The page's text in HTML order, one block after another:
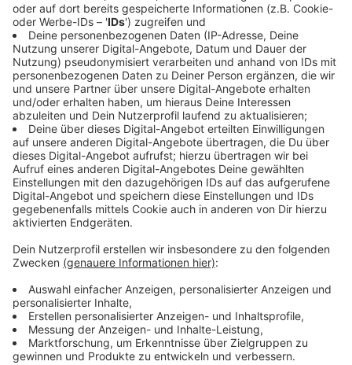
Kleinstadt mit knapp 20 000 EinwohnerInnen, viel
Natur, einem überregional bekannten Viehmarkt und
überdurchschnittlich vielen AfD – WählerInnen. Die
AfD hat dort mit knapp 16 Prozent mehr als doppelt
so viele Stimmen bekommen, wie im NRW-weitem
Durchschnitt, der lag bei 7,1, Prozent.
Schon im Jahr 2017 hatte die AfD im Wahlbezirk
Waldbröl-Maibuche mit 50 Prozent (aktuell 42,8) der
Stimmen einen NRW-weiten Spitzenwert erreicht.
Die Initiative „Oberberg ist bunt, nicht braun“, hat das
Ergebnis analysiert. Sie kommt zu dem Schluss, dass
der Stimmanteil für die AfD in Waldbröl und auch
anderswo im Oberbergischen da besonders hoch ist,
Aussiedler leben.
Die AfD hat im Oberbergischen auch in Gummersbach-
Bernberg (35,6 und 25,0 Prozent in zwei Wahlbezirken)